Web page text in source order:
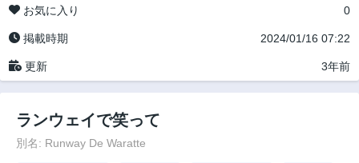
お気に入り 0
掲載時期 2024/01/16 07:22
更新 3年前
ランウェイで笑って
別名: Runway De Waratte